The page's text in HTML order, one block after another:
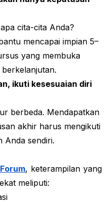
cita-cita Anda?
mencapai impian 5–
yang membuka
ikuti kesesuaian diri
berbeda. Mendapatkan
akhir harus mengikuti
Anda sendiri.
, keterampilan yang
meliputi: